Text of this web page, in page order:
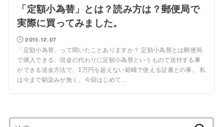
「定額小為替」とは？読み方は？郵便局で
実際に買ってみました。
2015.12.07
「定額小為替」って聞いたことありますか？ 定額小為替とは郵便局
で購入できる、現金の代わりに定額小為替というもので送付する事
ができる送金方法で、1万円を超えない範疇で使える証書との事。 私
は今まで馴染みが無く、今回はじめて...